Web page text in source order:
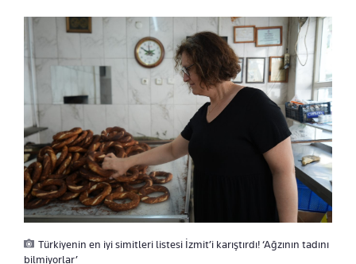
Türkiyenin en iyi simitleri listesi İzmit’i karıştırdı! ‘Ağzının tadını
bilmiyorlar’